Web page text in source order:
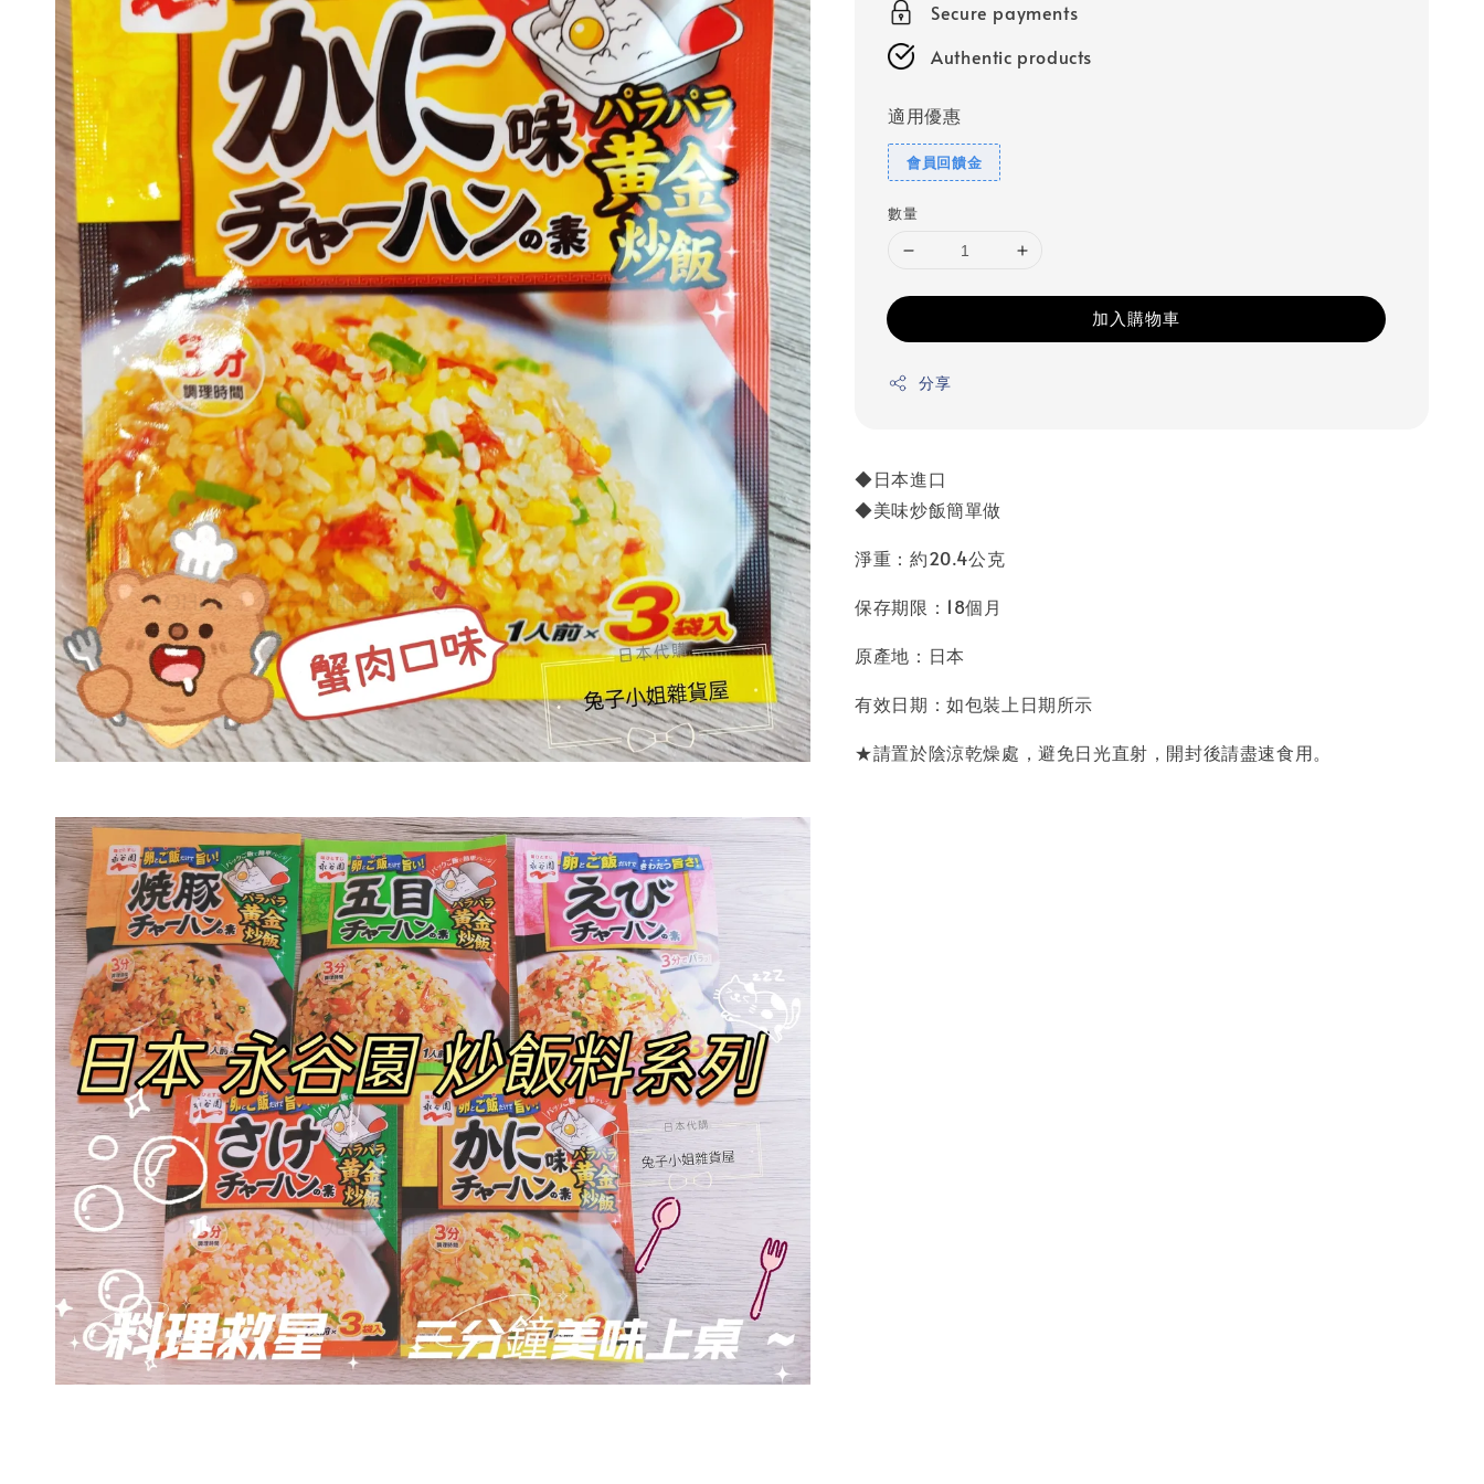
Secure payments
Authentic products
適用優惠
會員回饋金
數量
加入購物車
分享
◆日本進口
◆美味炒飯簡單做
淨重：約20.4公克
保存期限：18個月
原產地：日本
有效日期：如包裝上日期所示
★請置於陰涼乾燥處，避免日光直射，開封後請盡速食用。